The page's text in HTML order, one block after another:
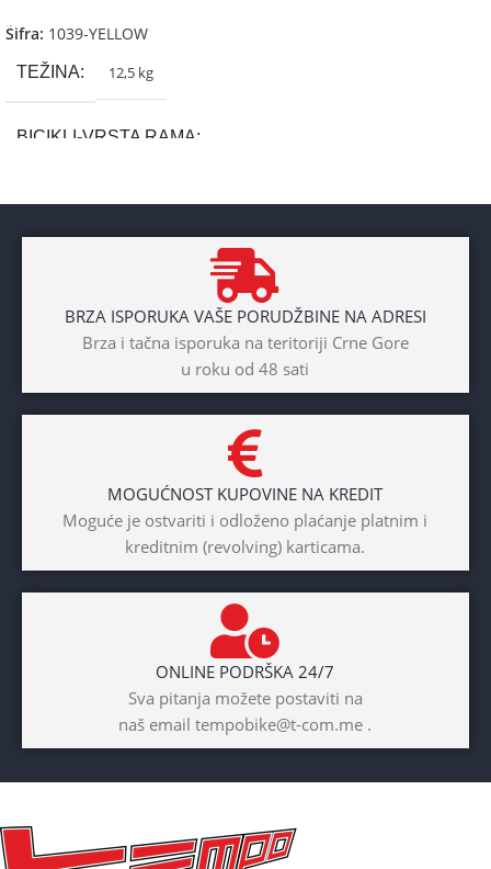
Šifra: 1039-YELLOW
TEŽINA 12,5 kg
BICIKLI-VRSTA RAMA
Unisex
BICIKLI-TIP RAMA
Prednji amotrizer
BICIKLI-KOČNICE
BRZA ISPORUKA VAŠE PORUDŽBINE NA ADRESI
Brza i tačna isporuka na teritoriji Crne Gore
u roku od 48 sati
MOGUĆNOST KUPOVINE NA KREDIT
Moguće je ostvariti i odloženo plaćanje platnim i
kreditnim (revolving) karticama.
ONLINE PODRŠKA 24/7
Sva pitanja možete postaviti na
naš email tempobike@t-com.me .